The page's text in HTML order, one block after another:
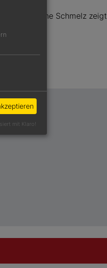
der feine Schmelz zeigt
mit Klaro!